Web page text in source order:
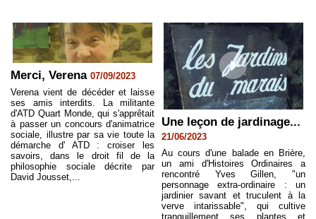
Merci, Verena 07/09/2023
Verena vient de décéder et laisse
ses amis interdits. La militante
d'ATD Quart Monde, qui s'apprêtait
à passer un concours d'animatrice
sociale, illustre par sa vie toute la
démarche d' ATD : croiser les
savoirs, dans le droit fil de la
philosophie sociale décrite par
David Jousset,...
Une leçon de jardinage...
21/06/2023
Au cours d'une balade en Brière,
un ami d'Histoires Ordinaires a
rencontré Yves Gillen, "un
personnage extra-ordinaire : un
jardinier savant et truculent à la
verve intarissable", qui cultive
tranquillement ses plantes et